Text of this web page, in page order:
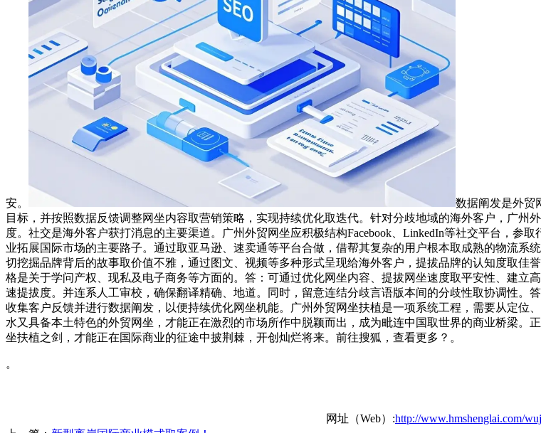
安。
数据阐发是外贸
目标，并按照数据反馈调整网坐内容取营销策略，实现持续优化取迭代。针对分歧地域的海外客户，广
度。社交是海外客户获打消息的主要渠道。广州外贸网坐应积极结构Facebook、LinkedIn等社交平台，参
业拓展国际市场的主要路子。通过取亚马逊、速卖通等平台合做，借帮其复杂的用户根本取成熟的物流
切挖掘品牌背后的故事取价值不雅，通过图文、视频等多种形式呈现给海外客户，提拔品牌的认知度取
格是关于学问产权、现私及电子商务等方面的。答：可通过优化网坐内容、提拔网坐速度取平安性、建
速提拔度。并连系人工审校，确保翻译精确、地道。同时，留意连结分歧言语版本间的分歧性取协调性
收集客户反馈并进行数据阐发，以便持续优化网坐机能。广州外贸网坐扶植是一项系统工程，需要从定
水又具备本土特色的外贸网坐，才能正在激烈的市场所作中脱颖而出，成为毗连中国取世界的商业桥梁。
坐扶植之剑，才能正在国际商业的征途中披荆棘，开创灿烂将来。前往搜狐，查看更多？。
。
网址（Web）:http://www.hmshenglai.com/